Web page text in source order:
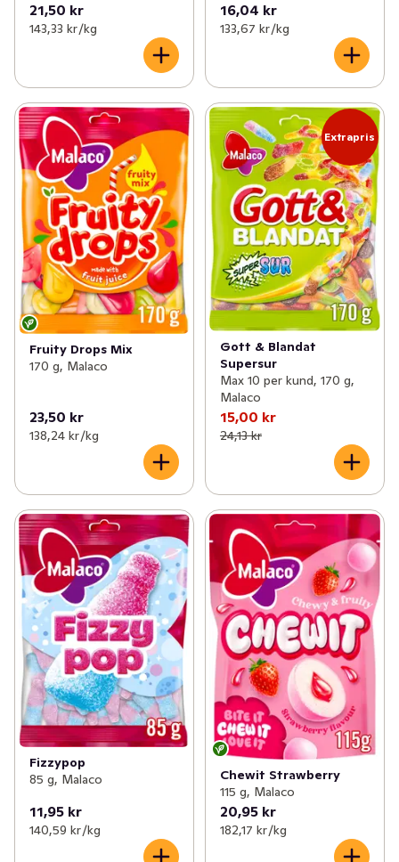
21,50 kr
143,33 kr /kg
16,04 kr
133,67 kr /kg
Fruity Drops Mix
170 g, Malaco
23,50 kr
138,24 kr /kg
Extrapris
Gott & Blandat
Supersur
Max 10 per kund, 170 g,
Malaco
15,00 kr
24,13 kr
Fizzypop
85 g, Malaco
11,95 kr
140,59 kr /kg
Chewit Strawberry
115 g, Malaco
20,95 kr
182,17 kr /kg